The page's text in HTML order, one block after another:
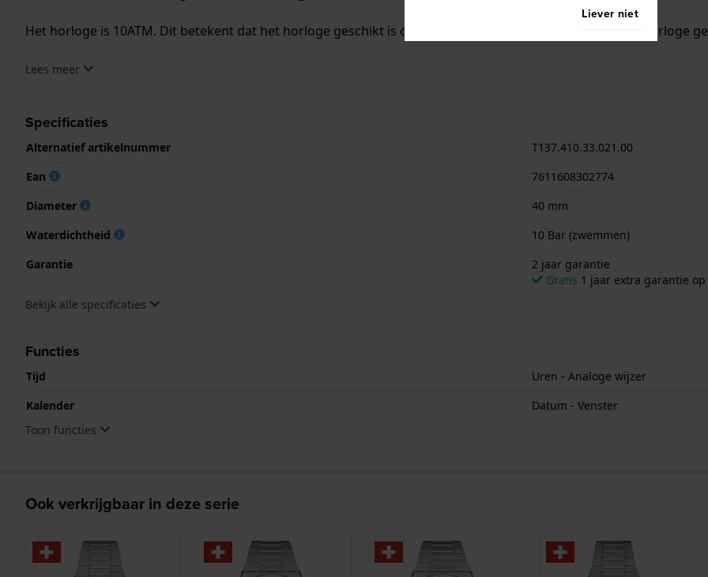
Het horloge is 10ATM. Dit betekent dat het horloge geschikt is om mee te zwemmen. Verder wordt het horloge
.Lees meer
Specificaties
Alternatief artikelnummer
T137.410.33.021.00
Ean
7611608302774
Diameter
40 mm
Waterdichtheid
10 Bar (zwemmen)
Garantie
2 jaar garantie
Gratis 1 jaar extra garantie
Bekijk alle specificaties
Functies
Tijd
Uren - Analoge wijzer
Kalender
Datum - Venster
Toon functies
Ook verkrijgbaar in deze serie
Liever niet